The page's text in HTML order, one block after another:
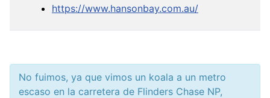
https://www.hansonbay.com.au/
No fuimos, ya que vimos un koala a un metro
escaso en la carretera de Flinders Chase NP,